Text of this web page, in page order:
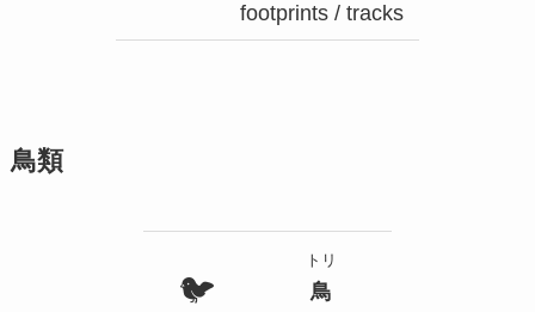
footprints / tracks
鳥類
🐦
トリ
鳥